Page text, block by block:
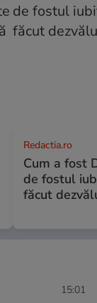
Redactia.ro
Cum a fost
de fostul
făcut
15:01